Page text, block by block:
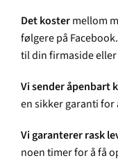
Det kostermellom
følgere på
til din firmaside
Vi sender åpenbart
en sikker garanti
Vi garanterer rask
noen timer for å få